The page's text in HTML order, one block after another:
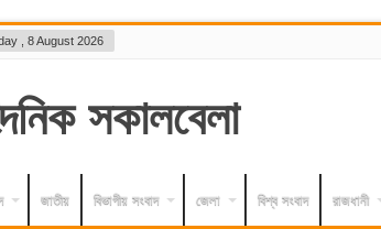
, 8 August 2026
জাতীয় বিভাগীয় সংবাদ জেলা বিশ্ব সংবাদ রাজধানী